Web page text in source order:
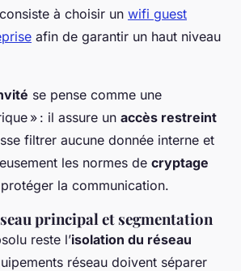
à choisir un wifi guest
afin de garantir un haut niveau
se pense comme une
» : il assure un accès restreint
filtrer aucune donnée interne et
les normes de cryptage
la communication.
principal et segmentation
reste l’isolation du réseau
réseau doivent séparer